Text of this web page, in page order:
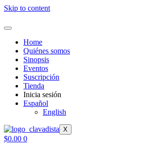
Skip to content
Home
Quiénes somos
Sinopsis
Eventos
Suscripción
Tienda
Inicia sesión
Español
English
X
$0.00 0